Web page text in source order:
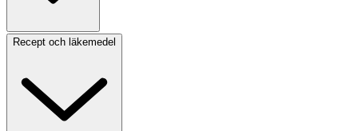
Recept och läkemedel